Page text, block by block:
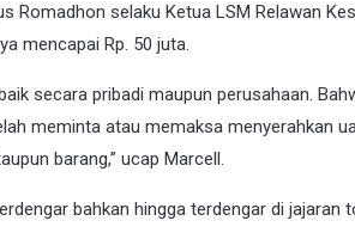
Romadhon selaku Ketua LSM Relawan
mencapai Rp. 50 juta.
secara pribadi maupun perusahaan.
meminta atau memaksa menyerahkan
barang,” ucap Marcell.
bahkan hingga terdengar di jajaran